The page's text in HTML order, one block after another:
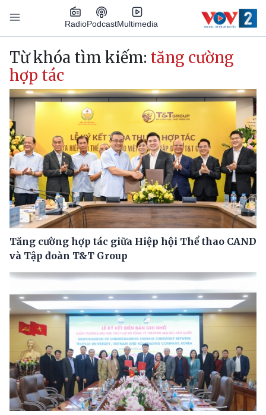
Nhảy đến nội dung
RadioPodcastMultimedia
Main navigation
Từ khóa tìm kiếm: tăng cường
hợp tác
Tăng cường hợp tác giữa Hiệp hội Thể thao CAND
và Tập đoàn T&T Group